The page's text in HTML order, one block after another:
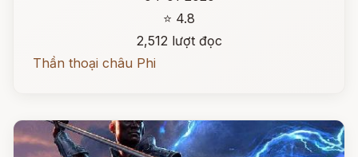
⭐ 4.8
2,512 lượt đọc
Thần thoại châu Phi